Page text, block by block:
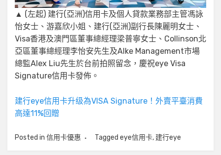
▲ (左起) 建行(亞洲)信用卡及個人貸款業務部主管馮詠
怡女士、游嘉欣小姐、建行(亞洲)副行長陳麗明女士、
Visa香港及澳門區董事總經理梁普寧女士、Collinson北
亞區董事總經理李怡安先生及Alke Management市場
總監Alex Liu先生於台前拍照留念，慶祝eye Visa
Signature信用卡發佈。
建行eye信用卡升级為VISA Signature！外賣平臺消費
高達11%回贈
Posted in 信用卡優惠 Tagged eye信用卡, 建行eye